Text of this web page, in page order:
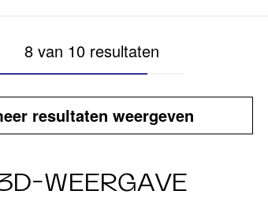
8 van 10 resultaten
resultaten weergeven
WEERGAVE